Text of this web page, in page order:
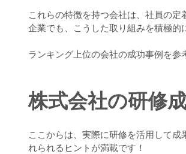
これらの特徴を持つ会社は、社員の
企業でも、こうした取り組みを積極的
ランキング上位の会社の成功事例を参
株式会社の研修
ここからは、実際に研修を活用して
れられるヒントが満載です！